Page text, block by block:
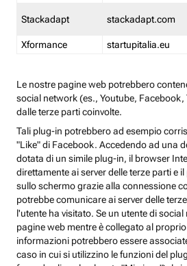
Stackadapt stackadapt.com
Xformance
startupitalia.eu
Le nostre pagine web potrebbero
social network (es., Youtube,
dalle terze parti coinvolte.
Tali plug-in potrebbero ad esempio
"Like" di Facebook. Accedendo ad una
dotata di un simile plug-in, il browser
direttamente ai server delle terze parti e
sullo schermo grazie alla connessione
potrebbe comunicare ai server delle
l'utente ha visitato. Se un utente di
pagine web mentre è collegato al
informazioni potrebbero essere
caso in cui si utilizzino le funzioni del